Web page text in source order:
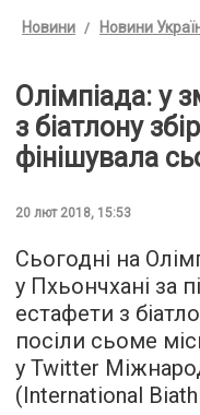
Новини Новини
Олімпіада: у
з біатлону
фінішувала
20 лют 2018, 15:53
Сьогодні на
у Пхьончхані за
естафети з
посіли сьоме
у Twitter
(International